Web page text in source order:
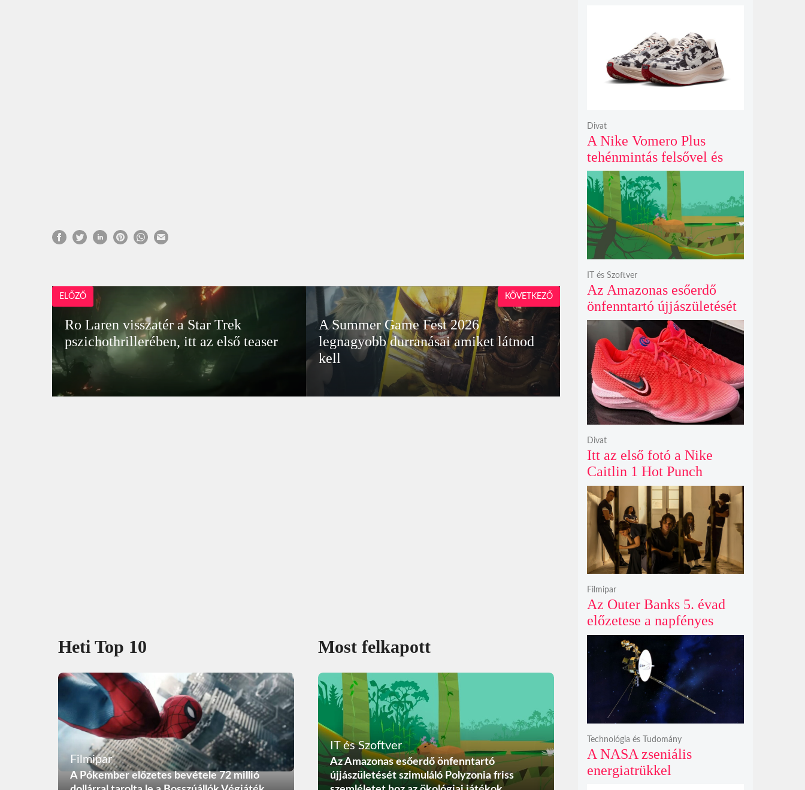
ELŐZŐ
Ro Laren visszatér a Star Trek
pszichothrillerében, itt az első teaser
A Summer Game Fest 2026
legnagyobb durranásai amiket látnod
kell
KÖVETKEZŐ
Heti Top 10
Filmipar
A Pókember előzetes bevétele 72 millió
Most felkapott
IT és Szoftver
Az Amazonas esőerdő önfenntartó
újjászületését szimuláló Polyzonia friss
második hétvégéjén
A Nike Vomero Plus
tehénmintás felsővel és
vitorlavászon póniló
Swoosh-sal legelészik a
reflektorfényben
Divat
Az Amazonas esőerdő
önfenntartó újjászületését
szimuláló Polyzonia friss
szemléletet hoz az
ökológiai játékok világába
IT és Szoftver
Itt az első fotó a Nike
Caitlin 1 Hot Punch
cipőjéről brutálisan ütős
színben
Divat
Az Outer Banks 5. évad
előzetese a napfényes
kalandok helyett
kíméletlen
bosszúhadjáratot ígér
Filmipar
A NASA zseniális
energiatrükkel
Technológia és Tudomány